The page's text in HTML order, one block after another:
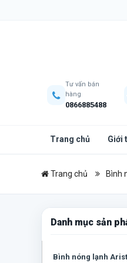
Tư vấn bán
hàng
0866885488
Trang chủ Giới
Trang chủ Bình
Danh mục sản
Bình nóng lạnh